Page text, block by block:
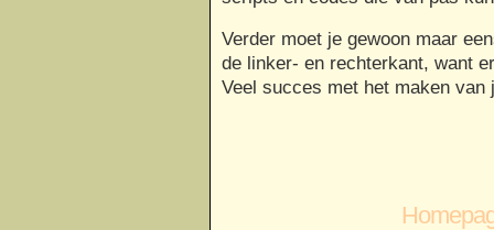
Verder moet je gewoon maar
de linker- en rechterkant, want
Veel succes met het maken van